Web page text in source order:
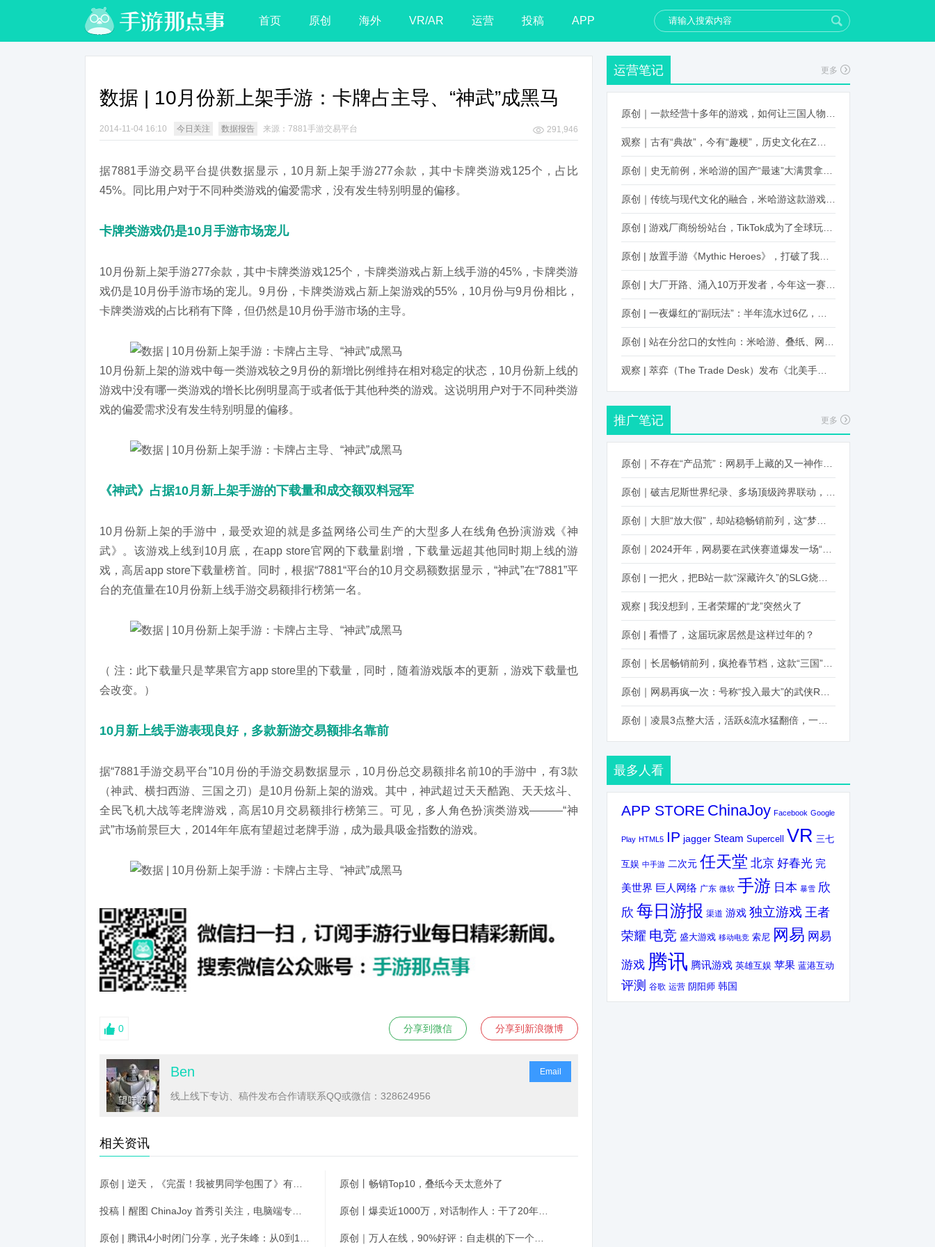
首页 原创 海外 VR/AR 运营 投稿 APP
数据 | 10月份新上架手游：卡牌占主导、“神武”成黑马
2014-11-04 16:10 今日关注 数据报告 来源：7881手游交易平台 291,946
据7881手游交易平台提供数据显示，10月新上架手游277余款，其中卡牌类游戏125个，占比
45%。同比用户对于不同种类游戏的偏爱需求，没有发生特别明显的偏移。
卡牌类游戏仍是10月手游市场宠儿
10月份新上架手游277余款，其中卡牌类游戏125个，卡牌类游戏占新上线手游的45%，卡牌类游
戏仍是10月份手游市场的宠儿。9月份，卡牌类游戏占新上架游戏的55%，10月份与9月份相比，
卡牌类游戏的占比稍有下降，但仍然是10月份手游市场的主导。
10月份新上架的游戏中每一类游戏较之9月份的新增比例维持在相对稳定的状态，10月份新上线的
游戏中没有哪一类游戏的增长比例明显高于或者低于其他种类的游戏。这说明用户对于不同种类游
戏的偏爱需求没有发生特别明显的偏移。
《神武》占据10月新上架手游的下载量和成交额双料冠军
10月份新上架的手游中，最受欢迎的就是多益网络公司生产的大型多人在线角色扮演游戏《神
武》。该游戏上线到10月底，在app store官网的下载量剧增，下载量远超其他同时期上线的游
戏，高居app store下载量榜首。同时，根据“7881“平台的10月交易额数据显示，“神武”在“7881”平
台的充值量在10月份新上线手游交易额排行榜第一名。
（ 注：此下载量只是苹果官方app store里的下载量，同时，随着游戏版本的更新，游戏下载量也
会改变。）
10月新上线手游表现良好，多款新游交易额排名靠前
据“7881手游交易平台”10月份的手游交易数据显示，10月份总交易额排名前10的手游中，有3款
（神武、横扫西游、三国之刃）是10月份新上架的游戏。其中，神武超过天天酷跑、天天炫斗、
全民飞机大战等老牌游戏，高居10月交易额排行榜第三。可见，多人角色扮演类游戏———“神
武”市场前景巨大，2014年年底有望超过老牌手游，成为最具吸金指数的游戏。
0 分享到新浪微博
分享到微信
Ben
线上线下专访、稿件发布合作请联系QQ或微信：328624956
Email
相关资讯
原创丨畅销Top10，叠纸今天太意外了
运营笔记 更多
推广笔记 更多
观察 | 我没想到，王者荣耀的“龙”突然火了
原创 | 看懵了，这届玩家居然是这样过年的？
最多人看
APP STORE ChinaJoy Facebook Google
Play HTML5 IP jagger Steam Supercell VR 三七
互娱 中手游 二次元 任天堂 北京 好春光 完
美世界 巨人网络 广东 微软 手游 日本 暴雪 欣
欣 每日游报 渠道 游戏 独立游戏 王者
荣耀 电竞 盛大游戏 移动电竞 索尼 网易 网易
游戏 腾讯 腾讯游戏 英雄互娱 苹果 蓝港互动
评测 谷歌 运营 阴阳师 韩国